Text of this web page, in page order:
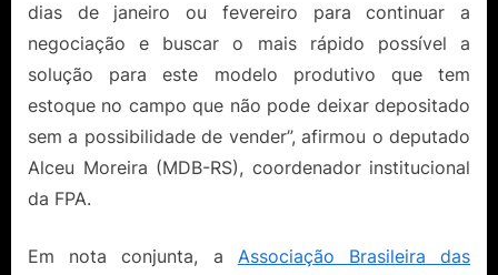
dias de janeiro ou fevereiro para continuar a
negociação e buscar o mais rápido possível a
solução para este modelo produtivo que tem
estoque no campo que não pode deixar depositado
sem a possibilidade de vender”, afirmou o deputado
Alceu Moreira (MDB-RS), coordenador institucional
da FPA.
Em nota conjunta, a Associação Brasileira das